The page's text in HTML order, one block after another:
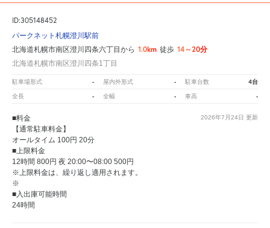
ID:305148452
パークネット札幌澄川駅前
北海道札幌市南区澄川四条六丁目から 1.0km 徒歩 14～20分
北海道札幌市南区澄川四条1丁目
駐車場形式 - 屋内外形式 - 駐車台数 4台
全長 - 全幅 - 車高 -
2026年7月24日 更新
■料金
【通常駐車料金】
オールタイム 100円 20分
■上限料金
12時間 800円 夜 20:00〜08:00 500円
※上限料金は、繰り返し適用されます。
※
■入出庫可能時間
24時間